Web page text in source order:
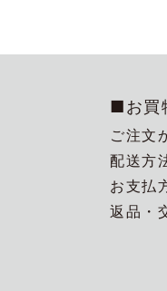
■お買
ご注文
配送方
お支払
返品・